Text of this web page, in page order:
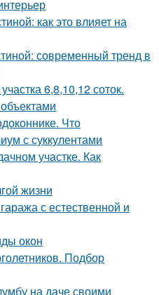
как это влияет на
современный тренд в
6,8,10,12 соток.
Что
с суккулентами
участке. Как
жизни
с естественной и
окон
Подбор
на даче своими